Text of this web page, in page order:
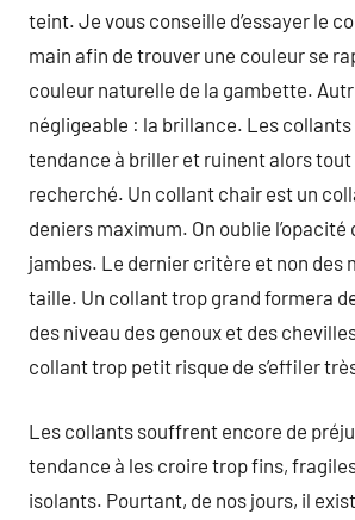
teint. Je vous conseille d’essayer le
main afin de trouver une couleur se
couleur naturelle de la gambette.
négligeable : la brillance. Les
tendance à briller et ruinent alors
recherché. Un collant chair est un
deniers maximum. On oublie
jambes. Le dernier critère et non des
taille. Un collant trop grand formera
des niveau des genoux et des
collant trop petit risque de s’effiler
Les collants souffrent encore de
tendance à les croire trop fins,
isolants. Pourtant, de nos jours, il